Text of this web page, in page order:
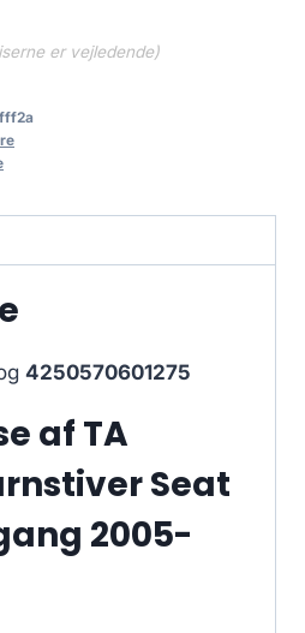
er vejledende)
4250570601275
af TA
Seat
2005-